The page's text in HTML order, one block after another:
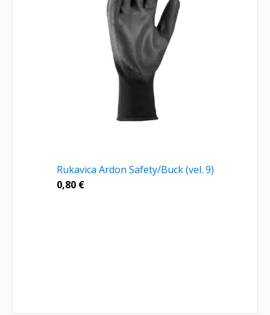
Rukavica Ardon Safety/Buck (vel. 9)
0,80 €